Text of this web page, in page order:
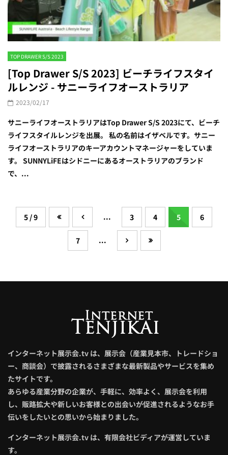
TOP DRAWER S/S 2023
[Top Drawer S/S 2023] ビーチライフスタイ
ルレンジ - サニーライフオーストラリア
2023/02/17
サニーライフオーストラリアはTop Drawer S/S 2023にて、ビーチ
ライフスタイルレンジを出展。 私の名前はイザベルです。サニー
ライフオーストラリアのキーアカウントマネージャーをしていま
す。 SUNNYLiFEはシドニーにあるオーストラリアのブランド
で、...
5 / 9 ... 3 4 5 6
7 ...
インターネット展示会.tv は、展示会（産業見本市、トレードショ
ー、商談会）で披露されるさまざまな最新製品やサービスを集め
たサイトです。
あらゆる産業分野の企業が、手軽に、効率よく、展示会を利用
し、販路拡大や新しいお客様との出会いが促進されるようなお手
伝いをしたいとの思いから始まりました。
インターネット展示会.tv は、有限会社ビディアが運営していま
す。